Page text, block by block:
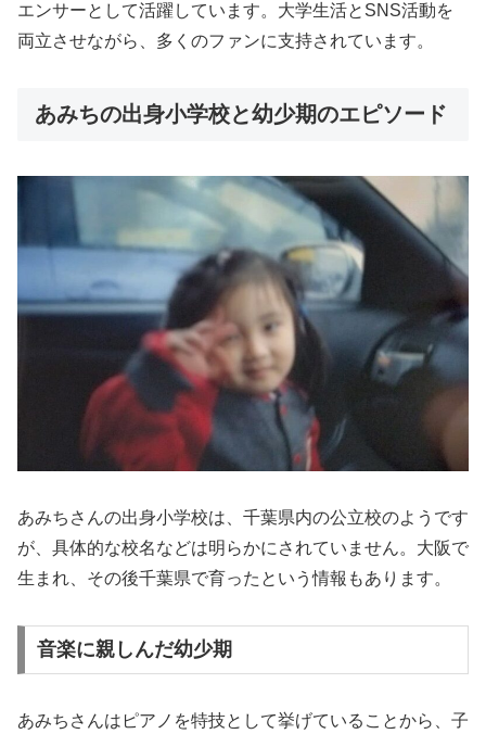
エンサーとして活躍しています。大学生活とSNS活動を
両立させながら、多くのファンに支持されています。
あみちの出身小学校と幼少期のエピソード
あみちさんの出身小学校は、千葉県内の公立校のようです
が、具体的な校名などは明らかにされていません。大阪で
生まれ、その後千葉県で育ったという情報もあります。
音楽に親しんだ幼少期
あみちさんはピアノを特技として挙げていることから、子